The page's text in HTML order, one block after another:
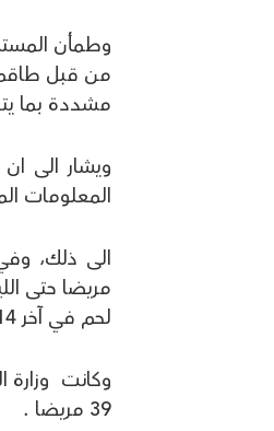
وطمأن
من قبل طاقم
مشددة بما
ويشار الى
المعلومات
مريضا حتى
لحم في آخر 14 يوما، الدخول الى الحجر الصحي.
وكانت وزارة
39 مريضا .